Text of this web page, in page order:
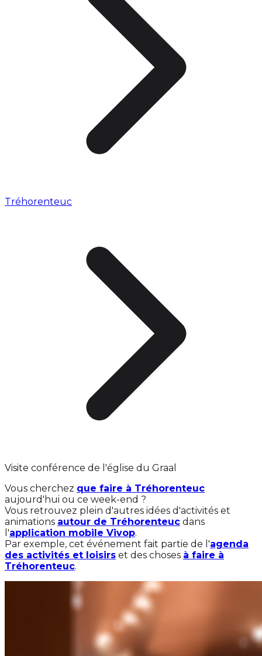
Tréhorenteuc
Visite conférence de l'église du Graal
Vous cherchez que faire à Tréhorenteuc
aujourd'hui ou ce week-end ?
Vous retrouvez plein d'autres idées d'activités et
animations autour de Tréhorenteuc dans
l'application mobile Vivop.
Par exemple, cet événement fait partie de l'agenda
des activités et loisirs et des choses à faire à
Tréhorenteuc.